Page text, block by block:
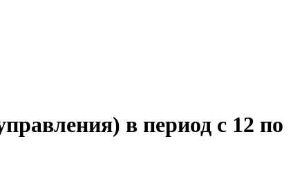
в период с 12 по